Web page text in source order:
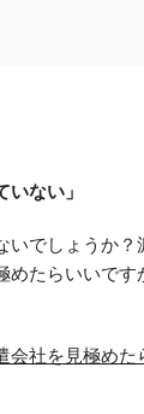
ない」
でしょうか
たらいいです
社を見極めた